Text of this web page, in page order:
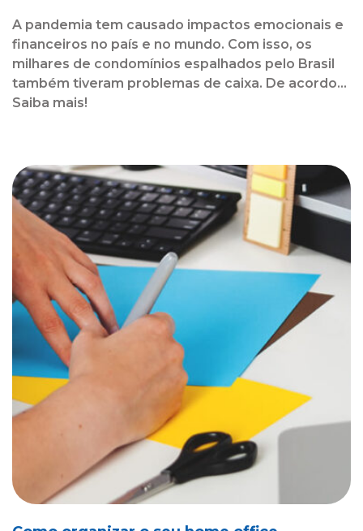
A pandemia tem causado impactos emocionais e
financeiros no país e no mundo. Com isso, os
milhares de condomínios espalhados pelo Brasil
também tiveram problemas de caixa. De acordo...
Saiba mais!